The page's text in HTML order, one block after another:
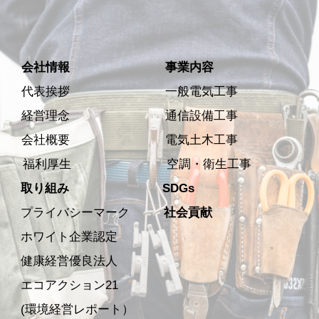
会社情報
代表挨拶
経営理念
会社概要
福利厚生
事業内容
一般電気工事
通信設備工事
電気土木工事
空調・衛生工事
取り組み
プライバシーマーク
ホワイト企業認定
健康経営優良法人
エコアクション21
(環境経営レポート）
SDGs
社会貢献